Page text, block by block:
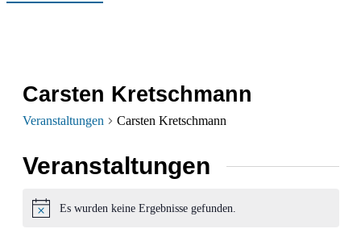
Carsten Kretschmann
Veranstaltungen Carsten Kretschmann
Veranstaltungen
Hinweis
Es wurden keine Ergebnisse gefunden.